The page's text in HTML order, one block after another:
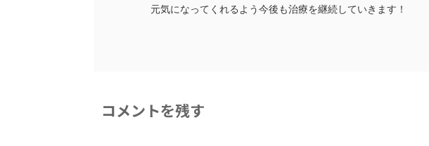
元気になってくれるよう今後も治療を継続していきます！
コメントを残す